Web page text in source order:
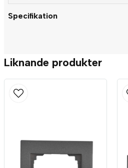
question
Namn
Ja, ni får publicera min fråga
Specifikation
Liknande produkter